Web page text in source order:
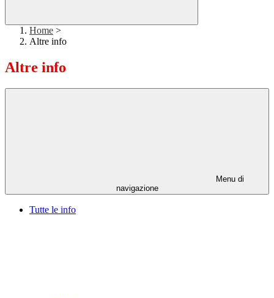
Home >
Altre info
Altre info
Menu di
navigazione
Tutte le info